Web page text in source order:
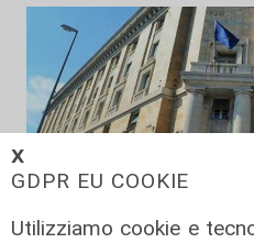
𝗫
GDPR EU COOKIE
Utilizziamo cookie e